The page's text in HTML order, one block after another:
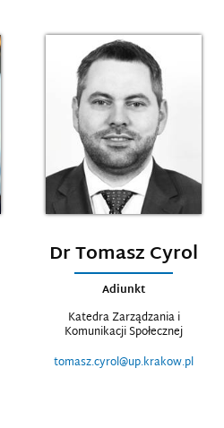
Dr Tomasz Cyrol
Adiunkt
Katedra Zarządzania i
Komunikacji Społecznej
tomasz.cyrol@up.krakow.pl